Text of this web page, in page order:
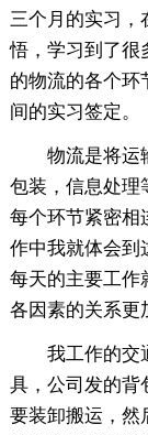
三个月的实习，
悟，学习到了很
的物流的各个环
间的实习签定。
物流是将运
包装，信息处理
每个环节紧密相
作中我就体会到
每天的主要工作
各因素的关系更
我工作的交
具，公司发的背
要装卸搬运，然